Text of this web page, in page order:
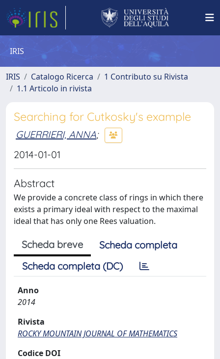
IRIS
IRIS Catalogo Ricerca
1 Contributo su Rivista
1.1 Articolo in rivista
Searching for Cutkosky's example
GUERRIERI, ANNA;
2014-01-01
Abstract
We provide a concrete class of rings in which there
exists a primary ideal with respect to the maximal
ideal that has only one Rees valuation.
Scheda breve
Scheda completa
Scheda completa (DC)
Anno
2014
Rivista
ROCKY MOUNTAIN JOURNAL OF MATHEMATICS
Codice DOI